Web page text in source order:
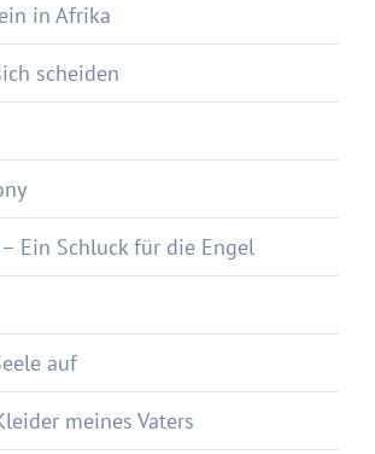
in Afrika
scheiden
– Ein Schluck für die Engel
auf
meines Vaters